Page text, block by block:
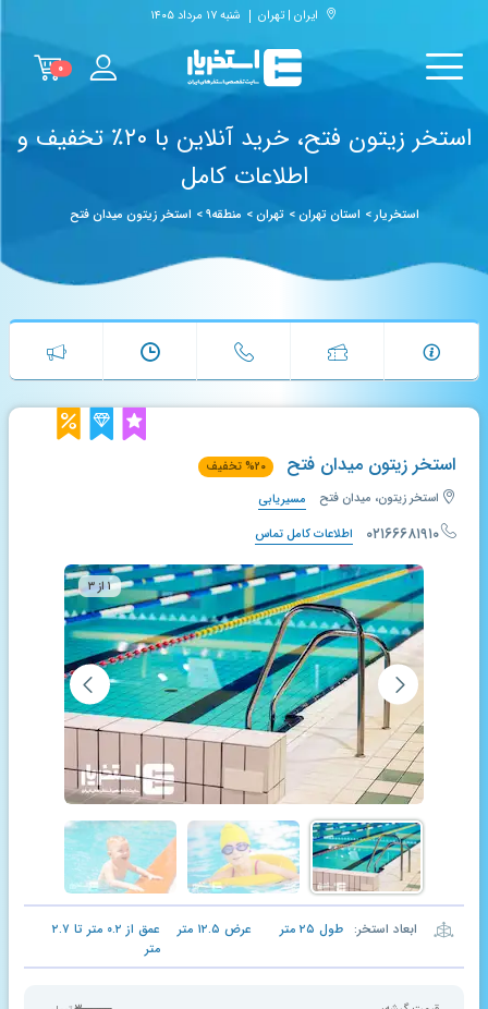
ایران | تهران شنبه ۱۷ مرداد ۱۴۰۵
۰
استخر زیتون فتح، خرید آنلاین با ۲۰٪ تخفیف و
اطلاعات کامل
استخریار> استان تهران> تهران> منطقه۹ > استخر زیتون میدان فتح
استخر زیتون میدان فتح %۲۰ تخفیف
استخر زیتون، میدان فتح
مسیریابی
۰۲۱۶۶۶۸۱۹۱۰ اطلاعات کامل تماس
۱ از ۳
ابعاد استخر: طول ۲۵متر عرض ۱۲.۵ متر عمق از ۰.۲ متر تا ۲.۷
متر